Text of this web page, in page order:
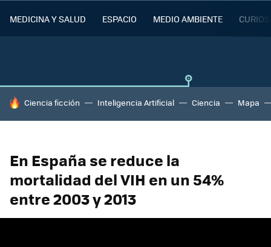
MEDICINA Y SALUD ESPACIO MEDIO AMBIENTE
HOY SE HABLA DE
Ciencia ficción Inteligencia Artificial Ciencia Mapa
En España se reduce la
mortalidad del VIH en un 54%
entre 2003 y 2013